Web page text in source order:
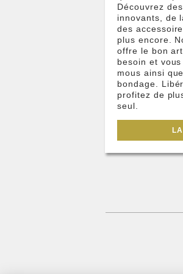
Découvrez
innovants, de
des
plus encore.
offre le bon
besoin et
mous ainsi
bondage.
profitez de
seul.